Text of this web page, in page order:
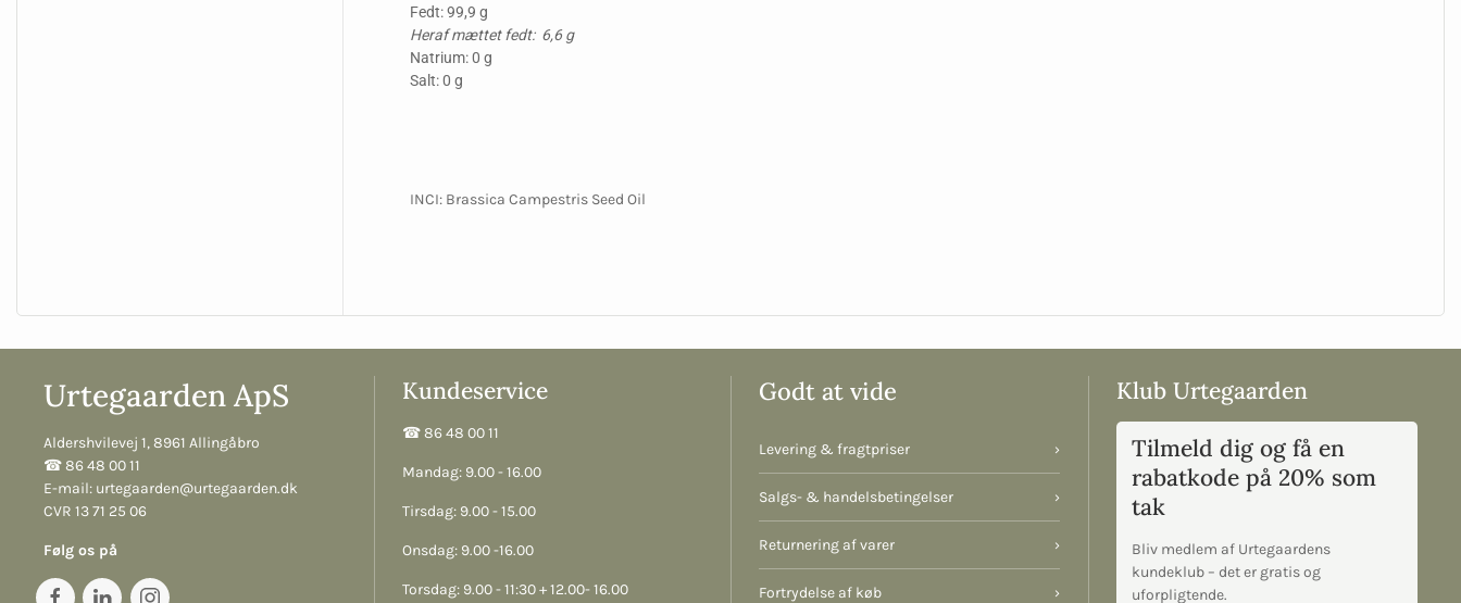
Fedt: 99,9 g
Heraf mættet fedt: 6,6 g
Natrium: 0 g
Salt: 0 g
INCI: Brassica Campestris Seed Oil
Urtegaarden ApS
Aldershvilevej 1, 8961 Allingåbro
☎︎ 86 48 00 11
E-mail: urtegaarden@urtegaarden.dk
CVR 13 71 25 06
Følg os på
Kundeservice
☎︎ 86 48 00 11
Mandag: 9.00 - 16.00
Tirsdag: 9.00 - 15.00
Onsdag: 9.00 -16.00
Torsdag: 9.00 - 11:30 + 12.00- 16.00
Godt at vide
Levering & fragtpriser ›
Salgs- & handelsbetingelser ›
Returnering af varer ›
Fortrydelse af køb ›
Klub Urtegaarden
Tilmeld dig og få en
rabatkode på 20% som
tak
Bliv medlem af Urtegaardens
kundeklub – det er gratis og
uforpligtende.